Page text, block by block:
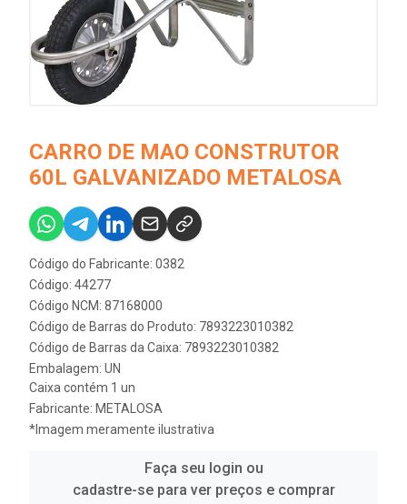
CARRO DE MAO CONSTRUTOR
60L GALVANIZADO METALOSA
Código do Fabricante: 0382
Código: 44277
Código NCM: 87168000
Código de Barras do Produto: 7893223010382
Código de Barras da Caixa: 7893223010382
Embalagem: UN
Caixa contém 1 un
Fabricante: METALOSA
*Imagem meramente ilustrativa
Faça seu login ou
cadastre-se para ver preços e comprar